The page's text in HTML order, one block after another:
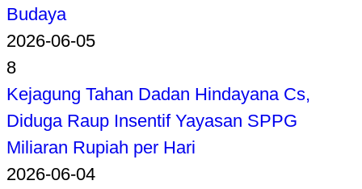
Budaya
2026-06-05
8
Kejagung Tahan Dadan Hindayana Cs,
Diduga Raup Insentif Yayasan SPPG
Miliaran Rupiah per Hari
2026-06-04